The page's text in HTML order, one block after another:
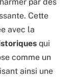
Cette
avec la
qui
comme un
ainsi une